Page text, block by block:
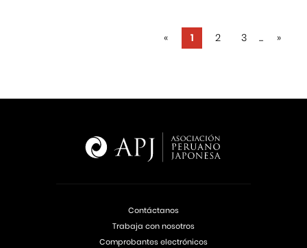
« 1 2 3 ... »
Contáctanos
Trabaja con nosotros
Comprobantes electrónicos